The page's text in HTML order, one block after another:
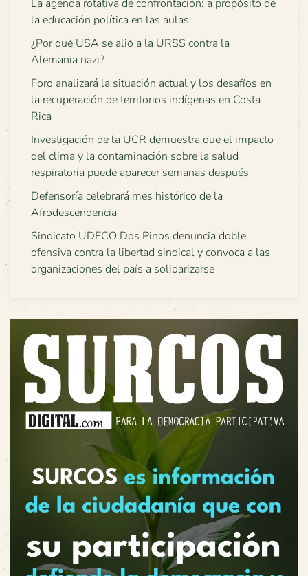
La agenda rotativa de confrontación: a propósito de
la educación política en las aulas
¿Por qué USA se alió a la URSS contra la
Alemania nazi?
Foro analizará la situación actual y los desafíos en
la recuperación de territorios indígenas en Costa
Rica
Investigación de la UCR demuestra que el impacto
del clima y la contaminación sobre la salud
respiratoria puede aparecer semanas después
Defensoría celebrará mes histórico de la
Afrodescendencia
Sindicato UDECO Dos Pinos denuncia doble
ofensiva contra la libertad sindical y convoca a las
organizaciones del país a solidarizarse